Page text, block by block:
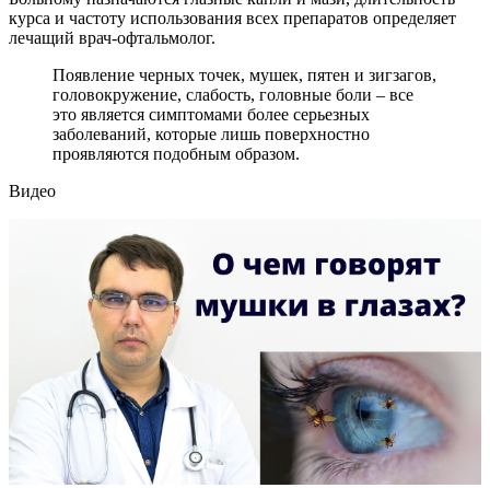
курса и частоту использования всех препаратов определяет
лечащий врач-офтальмолог.
Появление черных точек, мушек, пятен и зигзагов,
головокружение, слабость, головные боли – все
это является симптомами более серьезных
заболеваний, которые лишь поверхностно
проявляются подобным образом.
Видео